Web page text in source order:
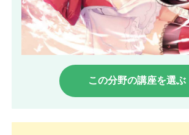
この分野の講座を選ぶ